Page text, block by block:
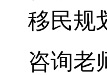
移民规
咨询老